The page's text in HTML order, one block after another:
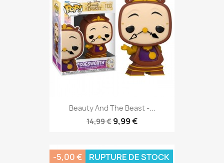
Beauty And The Beast -...
14,99 € 9,99 €
-5,00 € RUPTURE DE STOCK